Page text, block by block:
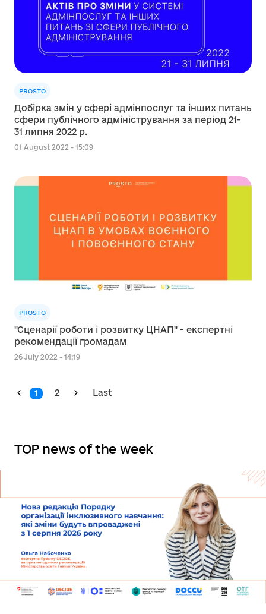
PROSTO
Добірка змін у сфері адмінпослуг та інших питань
сфери публічного адміністрування за період 21-
31 липня 2022 р.
01 August 2022 - 15:09
PROSTO
"Сценарії роботи і розвитку ЦНАП" - експертні
рекомендації громадам
26 July 2022 - 14:19
1 2 Last
TOP news of the week